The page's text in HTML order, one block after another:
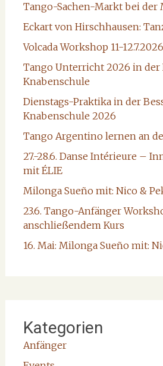
Tango-Sachen-Markt bei der
Eckart von Hirschhausen:
Volcada Workshop 11-12.7.2026
Tango Unterricht 2026 in der
Knabenschule
Dienstags-Praktika in der
Knabenschule 2026
Tango Argentino lernen an
27.-28.6. Danse Intérieure –
mit ÉLIE
Milonga Sueño mit: Nico &
23.6. Tango-Anfänger
anschließendem Kurs
16. Mai: Milonga Sueño mit:
Kategorien
Anfänger